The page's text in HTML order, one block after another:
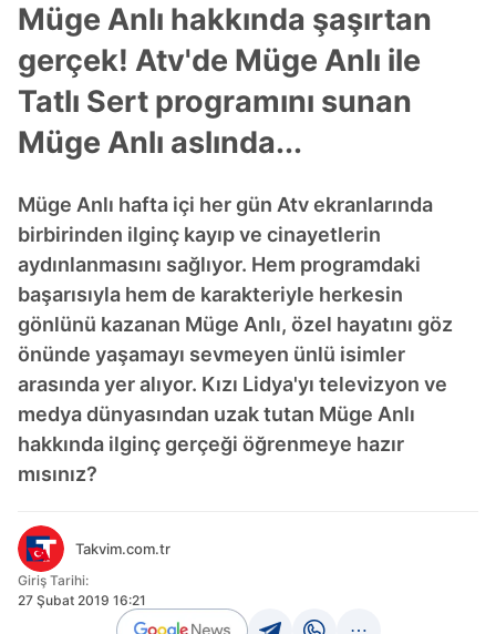
Müge Anlı hakkında şaşırtan
gerçek! Atv'de Müge Anlı ile
Tatlı Sert programını sunan
Müge Anlı aslında...
Müge Anlı hafta içi her gün Atv ekranlarında
birbirinden ilginç kayıp ve cinayetlerin
aydınlanmasını sağlıyor. Hem programdaki
başarısıyla hem de karakteriyle herkesin
gönlünü kazanan Müge Anlı, özel hayatını göz
önünde yaşamayı sevmeyen ünlü isimler
arasında yer alıyor. Kızı Lidya'yı televizyon ve
medya dünyasından uzak tutan Müge Anlı
hakkında ilginç gerçeği öğrenmeye hazır
mısınız?
Takvim.com.tr
Giriş Tarihi:
27 Şubat 2019 16:21